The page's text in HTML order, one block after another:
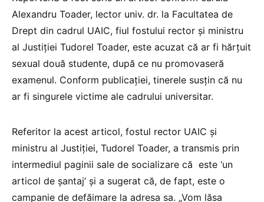
Alexandru Toader, lector univ. dr. la Facultatea de
Drept din cadrul UAIC, fiul fostului rector şi ministru
al Justiţiei Tudorel Toader, este acuzat că ar fi hărţuit
sexual două studente, după ce nu promovaseră
examenul. Conform publicaţiei, tinerele susţin că nu
ar fi singurele victime ale cadrului universitar.
Referitor la acest articol, fostul rector UAIC şi
ministru al Justiţiei, Tudorel Toader, a transmis prin
intermediul paginii sale de socializare că este ‘un
articol de şantaj’ şi a sugerat că, de fapt, este o
campanie de defăimare la adresa sa. „Vom lăsa